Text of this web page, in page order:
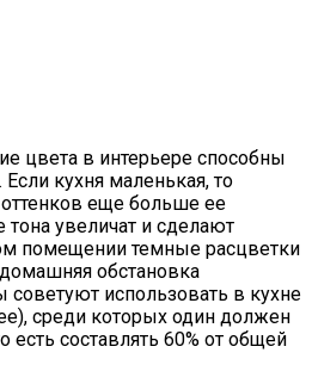
цвета в интерьере способны
кухня маленькая, то
еще больше ее
увеличат и сделают
помещении темные расцветки
обстановка
использовать в кухне
среди которых один должен
составлять 60% от общей